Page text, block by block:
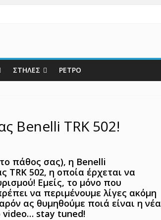
ΣΤΗΛΕΣ ΡΕΤΡΟ
Benelli TRK 502!
πάθος σας), η Benelli
TRK 502, η οποία έρχεται να
Εμείς, το μόνο που
να περιμένουμε λίγες ακόμη
ας θυμηθούμε ποιά είναι η νέα
video… stay tuned!